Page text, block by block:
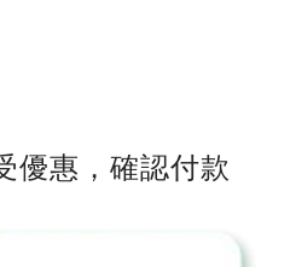
優惠，確認付款